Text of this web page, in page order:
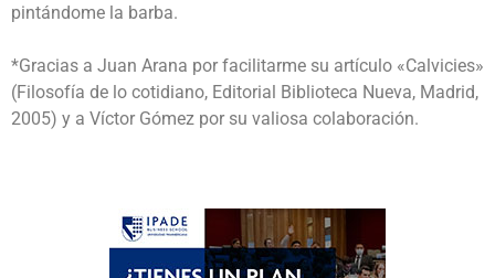
pintándome la barba.
*Gracias a Juan Arana por facilitarme su artículo «Calvicies»
(Filosofía de lo cotidiano, Editorial Biblioteca Nueva, Madrid,
2005) y a Víctor Gómez por su valiosa colaboración.